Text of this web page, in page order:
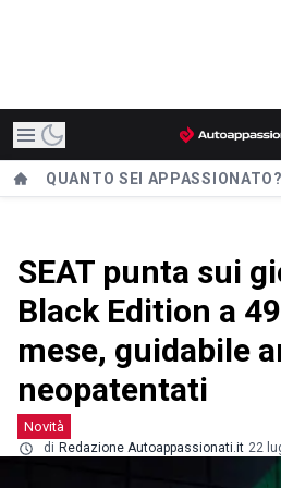
QUANTO SEI APPASSIONATO?
SEAT punta sui
Black Edition a
mese, guidabile
neopatentati
Novità
di Redazione Autoappassionati.it 22